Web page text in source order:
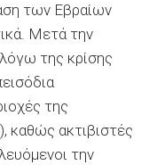
των Εβραίων
Μετά την
της κρίσης
της
καθώς ακτιβιστές
την